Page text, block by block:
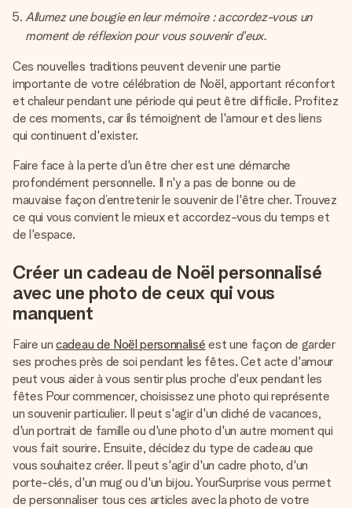
Allumez une bougie en leur mémoire : accordez-vous un
moment de réflexion pour vous souvenir d'eux.
Ces nouvelles traditions peuvent devenir une partie
importante de votre célébration de Noël, apportant réconfort
et chaleur pendant une période qui peut être difficile. Profitez
de ces moments, car ils témoignent de l'amour et des liens
qui continuent d'exister.
Faire face à la perte d'un être cher est une démarche
profondément personnelle. Il n'y a pas de bonne ou de
mauvaise façon d’entretenir le souvenir de l'être cher. Trouvez
ce qui vous convient le mieux et accordez-vous du temps et
de l'espace.
Créer un cadeau de Noël personnalisé
avec une photo de ceux qui vous
manquent
Faire uncadeau de Noël personnalisé est une façon de garder
ses proches près de soi pendant les fêtes. Cet acte d'amour
peut vous aider à vous sentir plus proche d'eux pendant les
fêtes Pour commencer, choisissez une photo qui représente
un souvenir particulier. Il peut s'agir d'un cliché de vacances,
d'un portrait de famille ou d'une photo d'un autre moment qui
vous fait sourire. Ensuite, décidez du type de cadeau que
vous souhaitez créer. Il peut s'agir d'un cadre photo, d'un
porte-clés, d'un mug ou d'un bijou. YourSurprise vous permet
de personnaliser tous ces articles avec la photo de votre